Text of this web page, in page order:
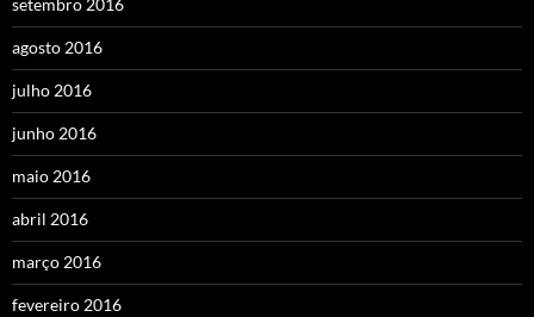
setembro 2016
agosto 2016
julho 2016
junho 2016
maio 2016
abril 2016
março 2016
fevereiro 2016